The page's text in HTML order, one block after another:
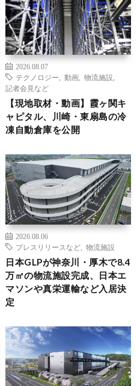
2026.08.07
テクノロジー
動画 物流施設
記者会見など
【現地取材・動画】霞ヶ関キ
ャピタル、川崎・東扇島の冷
凍自動倉庫を公開
2026.08.06
プレスリリースなど
物流施設
日本GLPが神奈川・厚木で8.4
万㎡の物流施設完成、日本エ
マソンや真栄運輸など入居決
定